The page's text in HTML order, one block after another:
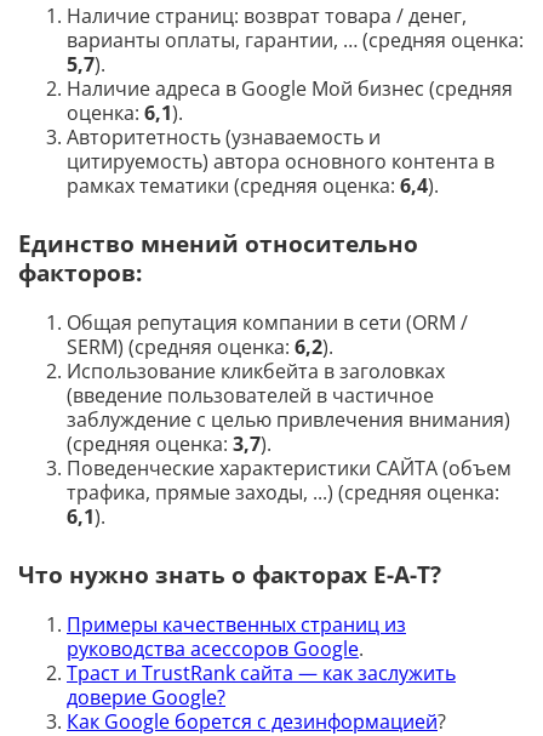
Наличие страниц: возврат товара / денег,
варианты оплаты, гарантии, … (средняя оценка:
5,7).
Наличие адреса в Google Мой бизнес (средняя
оценка: 6,1).
Авторитетность (узнаваемость и
цитируемость) автора основного контента в
рамках тематики (средняя оценка: 6,4).
Единство мнений относительно
факторов:
Общая репутация компании в сети (ORM /
SERM) (средняя оценка: 6,2).
Использование кликбейта в заголовках
(введение пользователей в частичное
заблуждение с целью привлечения внимания)
(средняя оценка: 3,7).
Поведенческие характеристики САЙТА (объем
трафика, прямые заходы, ...) (средняя оценка:
6,1).
Что нужно знать о факторах E-A-T?
Примеры качественных страниц из
руководства асессоров Google.
Траст и TrustRank сайта — как заслужить
доверие Google?
Как Google борется с дезинформацией?